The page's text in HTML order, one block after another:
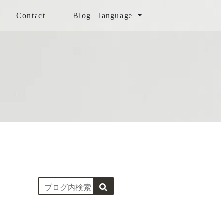
Contact Blog language